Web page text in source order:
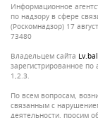
Информационное
по надзору в сфере
(Роскомнадзор) 17
73480
Владельцем сайта
зарегистрированное по
1,2.3.
По всем вопросам,
связанным с
деятельности, просим